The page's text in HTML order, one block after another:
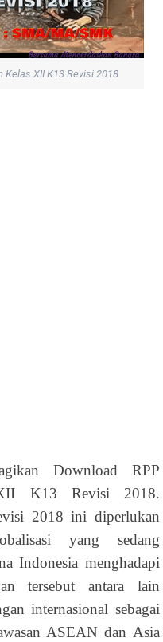
Kelas XII K13 Revisi 2018
Download RPP
K13 Revisi 2018.
2018 ini diperlukan
yang sedang
Indonesia menghadapi
tersebut antara lain
internasional sebagai
ASEAN dan Asia